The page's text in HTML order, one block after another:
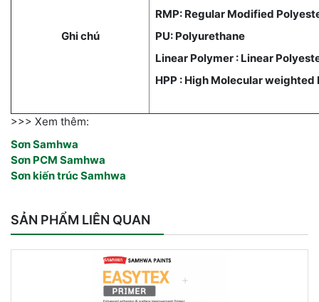
Ghi chú
RMP: Regular Modified
PU: Polyurethane
Linear Polymer : Linear
HPP : High Molecular weighted
>>> Xem thêm:
Sơn Samhwa
Sơn PCM Samhwa
Sơn kiến trúc Samhwa
SẢN PHẨM LIÊN QUAN